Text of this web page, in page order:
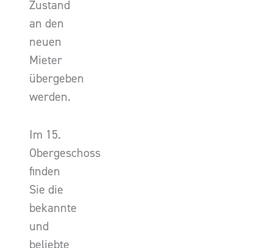
Zustand
an den
neuen
Mieter
übergeben
werden.
Im 15.
Obergeschoss
finden
Sie die
bekannte
und
beliebte